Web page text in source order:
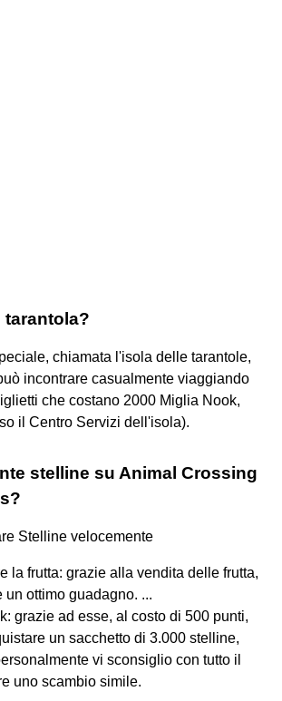
tarantola?
chiamata l'isola delle tarantole,
incontrare casualmente viaggiando
che costano 2000 Miglia Nook,
il Centro Servizi dell'isola).
stelline su Animal Crossing
Stelline velocemente
la frutta: grazie alla vendita delle frutta,
un ottimo guadagno. ...
grazie ad esse, al costo di 500 punti,
un sacchetto di 3.000 stelline,
vi sconsiglio con tutto il
uno scambio simile.